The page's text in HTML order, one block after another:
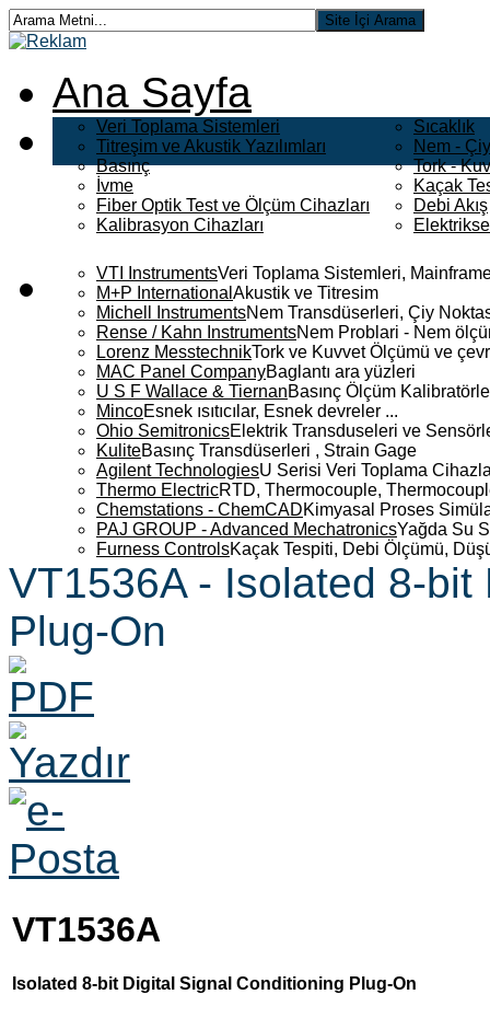
Ana Sayfa
Veri Toplama Sistemleri
Titreşim ve Akustik Yazılımları
Basınç
İvme
Fiber Optik Test ve Ölçüm Cihazları
Kalibrasyon Cihazları
Sıcaklık
Nem -
Tork -
Kaçak
Debi Akış
VTI InstrumentsVeri Toplama Sistemleri,
M+P International Akustik ve Titresim
Michell InstrumentsNem Transdüserleri, Çiy
Rense / Kahn InstrumentsNem Problari - Nem
Lorenz MesstechnikTork ve Kuvvet Ölçümü ve
MAC Panel CompanyBaglantı ara yüzleri
U S F Wallace & TiernanBasınç Ölçüm
MincoEsnek ısıtıcılar, Esnek devreler ...
Ohio SemitronicsElektrik Transduseleri ve
KuliteBasınç Transdüserleri , Strain Gage
Agilent TechnologiesU Serisi Veri Toplama
Thermo ElectricRTD, Thermocouple,
Chemstations - ChemCADKimyasal Proses
PAJ GROUP - Advanced MechatronicsYağda Su
Furness ControlsKaçak Tespiti, Debi Ölçümü,
VT1536A - Isolated 8-
Plug-On
VT1536A
Isolated 8-bit Digital Signal Conditioning Plug-On